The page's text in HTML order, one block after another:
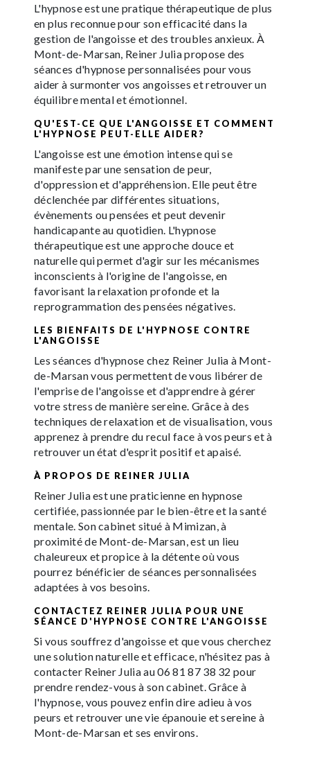
L'hypnose est une pratique thérapeutique de plus
en plus reconnue pour son efficacité dans la
gestion de l'angoisse et des troubles anxieux. À
Mont-de-Marsan, Reiner Julia propose des
séances d'hypnose personnalisées pour vous
aider à surmonter vos angoisses et retrouver un
équilibre mental et émotionnel.
QU'EST-CE QUE L'ANGOISSE ET COMMENT
L'HYPNOSE PEUT-ELLE AIDER?
L'angoisse est une émotion intense qui se
manifeste par une sensation de peur,
d'oppression et d'appréhension. Elle peut être
déclenchée par différentes situations,
évènements ou pensées et peut devenir
handicapante au quotidien. L'hypnose
thérapeutique est une approche douce et
naturelle qui permet d'agir sur les mécanismes
inconscients à l'origine de l'angoisse, en
favorisant la relaxation profonde et la
reprogrammation des pensées négatives.
LES BIENFAITS DE L'HYPNOSE CONTRE
L'ANGOISSE
Les séances d'hypnose chez Reiner Julia à Mont-
de-Marsan vous permettent de vous libérer de
l'emprise de l'angoisse et d'apprendre à gérer
votre stress de manière sereine. Grâce à des
techniques de relaxation et de visualisation, vous
apprenez à prendre du recul face à vos peurs et à
retrouver un état d'esprit positif et apaisé.
À PROPOS DE REINER JULIA
Reiner Julia est une praticienne en hypnose
certifiée, passionnée par le bien-être et la santé
mentale. Son cabinet situé à Mimizan, à
proximité de Mont-de-Marsan, est un lieu
chaleureux et propice à la détente où vous
pourrez bénéficier de séances personnalisées
adaptées à vos besoins.
CONTACTEZ REINER JULIA POUR UNE
SÉANCE D'HYPNOSE CONTRE L'ANGOISSE
Si vous souffrez d'angoisse et que vous cherchez
une solution naturelle et efficace, n'hésitez pas à
contacter Reiner Julia au 06 81 87 38 32 pour
prendre rendez-vous à son cabinet. Grâce à
l'hypnose, vous pouvez enfin dire adieu à vos
peurs et retrouver une vie épanouie et sereine à
Mont-de-Marsan et ses environs.